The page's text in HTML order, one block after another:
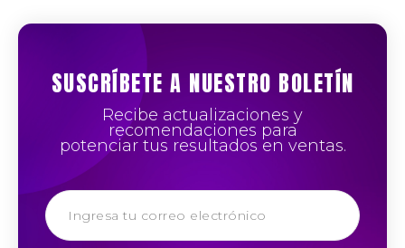
SUSCRÍBETE A NUESTRO BOLETÍN
Recibe actualizaciones y
recomendaciones para
potenciar tus resultados en ventas.